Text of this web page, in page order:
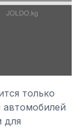
только
для